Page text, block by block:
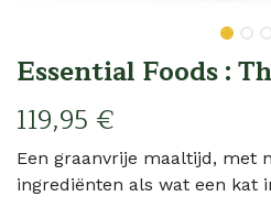
Essential Foods :
119,95 €
Een graanvrije maaltijd, met
ingrediënten als wat een kat